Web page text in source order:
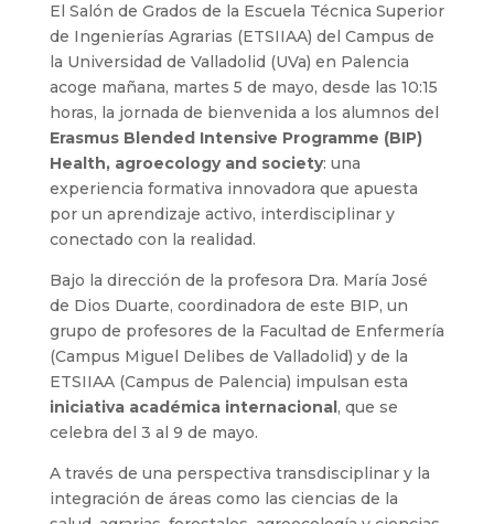
El Salón de Grados de la Escuela Técnica Superior
de Ingenierías Agrarias (ETSIIAA) del Campus de
la Universidad de Valladolid (UVa) en Palencia
acoge mañana, martes 5 de mayo, desde las 10:15
horas, la jornada de bienvenida a los alumnos del
Erasmus Blended Intensive Programme (BIP)
Health, agroecology and society: una
experiencia formativa innovadora que apuesta
por un aprendizaje activo, interdisciplinar y
conectado con la realidad.
Bajo la dirección de la profesora Dra. María José
de Dios Duarte, coordinadora de este BIP, un
grupo de profesores de la Facultad de Enfermería
(Campus Miguel Delibes de Valladolid) y de la
ETSIIAA (Campus de Palencia) impulsan esta
iniciativa académica internacional, que se
celebra del 3 al 9 de mayo.
A través de una perspectiva transdisciplinar y la
integración de áreas como las ciencias de la